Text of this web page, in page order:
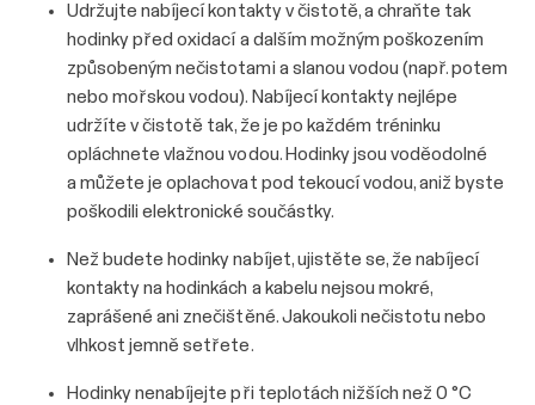
Udržujte nabíjecí kontakty v čistotě, a chraňte tak
hodinky před oxidací a dalším možným poškozením
způsobeným nečistotami a slanou vodou (např. potem
nebo mořskou vodou). Nabíjecí kontakty nejlépe
udržíte v čistotě tak, že je po každém tréninku
opláchnete vlažnou vodou. Hodinky jsou voděodolné
a můžete je oplachovat pod tekoucí vodou, aniž byste
poškodili elektronické součástky.
Než budete hodinky nabíjet, ujistěte se, že nabíjecí
kontakty na hodinkách a kabelu nejsou mokré,
zaprášené ani znečištěné. Jakoukoli nečistotu nebo
vlhkost jemně setřete.
Hodinky nenabíjejte při teplotách nižších než 0 °C